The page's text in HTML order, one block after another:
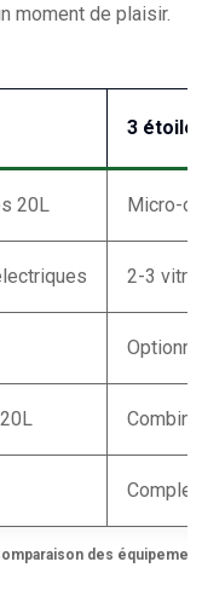
moment de plaisir.
des
3
20L Micro-
2-3